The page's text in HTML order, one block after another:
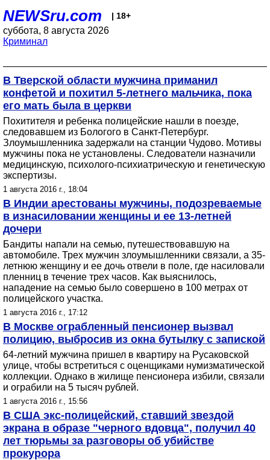
NEWSru.com | 18+
суббота, 8 августа 2026
Криминал
В Тверской области мужчина приманил
конфетой и похитил 5-летнего мальчика, пока
его мать была в церкви
Похитителя и ребенка полицейские нашли в поезде,
следовавшем из Бологого в Санкт-Петербург.
Злоумышленника задержали на станции Чудово. Мотивы
мужчины пока не установлены. Следователи назначили
медицинскую, психолого-психиатрическую и генетическую
экспертизы.
1 августа 2016 г., 18:04
В Индии арестованы мужчины, подозреваемые
в изнасиловании женщины и ее 13-летней
дочери
Бандиты напали на семью, путешествовавшую на
автомобиле. Трех мужчин злоумышленники связали, а 35-
летнюю женщину и ее дочь отвели в поле, где насиловали
пленниц в течение трех часов. Как выяснилось,
нападение на семью было совершено в 100 метрах от
полицейского участка.
1 августа 2016 г., 17:12
В Москве ограбленный пенсионер вызвал
полицию, выбросив из окна бутылку с запиской
64-летний мужчина пришел в квартиру на Русаковской
улице, чтобы встретиться с оценщиками нумизматической
коллекции. Однако в жилище пенсионера избили, связали
и ограбили на 5 тысяч рублей.
1 августа 2016 г., 15:56
В США экс-полицейский, ставший звездой
экрана в образе "черного вдовца", получил 40
лет тюрьмы за разговоры об убийстве
прокурора